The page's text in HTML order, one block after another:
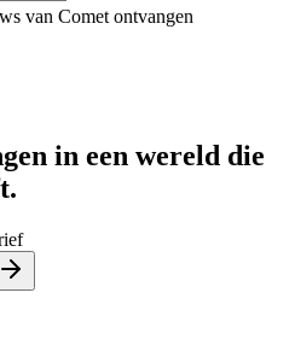
van Comet ontvangen
in een wereld die